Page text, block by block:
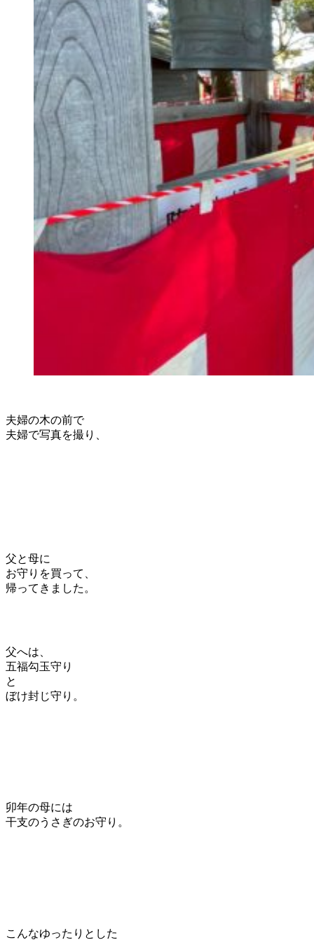
夫婦の木の前で
夫婦で写真を撮り、
父と母に
お守りを買って、
帰ってきました。
父へは、
五福勾玉守り
と
ぼけ封じ守り。
卯年の母には
干支のうさぎのお守り。
こんなゆったりとした